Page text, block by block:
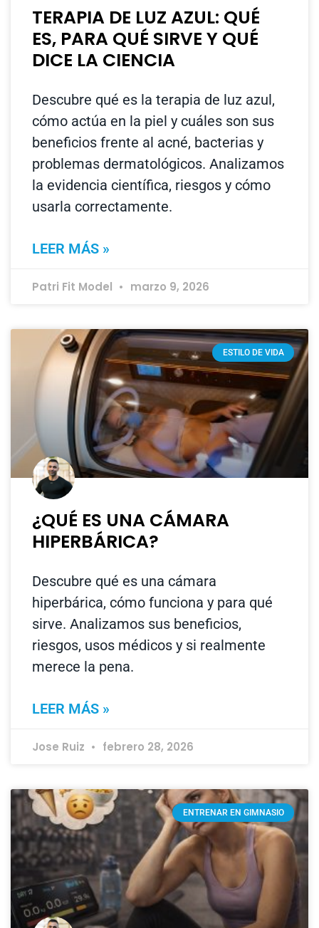
TERAPIA DE LUZ AZUL: QUÉ
ES, PARA QUÉ SIRVE Y QUÉ
DICE LA CIENCIA
Descubre qué es la terapia de luz azul,
cómo actúa en la piel y cuáles son sus
beneficios frente al acné, bacterias y
problemas dermatológicos. Analizamos
la evidencia científica, riesgos y cómo
usarla correctamente.
LEER MÁS »
Patri Fit Model marzo 9, 2026
ESTILO DE VIDA
¿QUÉ ES UNA CÁMARA
HIPERBÁRICA?
Descubre qué es una cámara
hiperbárica, cómo funciona y para qué
sirve. Analizamos sus beneficios,
riesgos, usos médicos y si realmente
merece la pena.
LEER MÁS »
Jose Ruiz febrero 28, 2026
ENTRENAR EN GIMNASIO